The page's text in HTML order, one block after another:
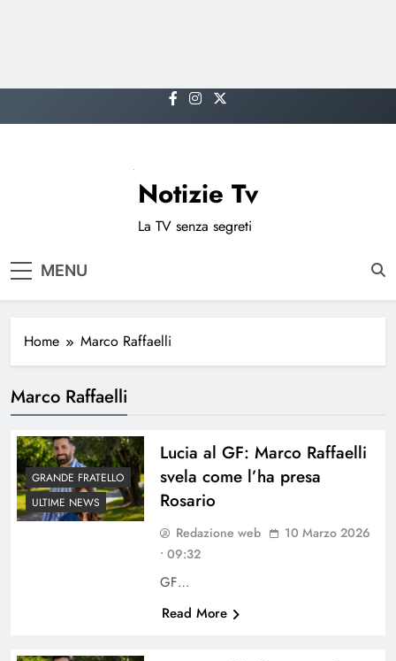
to
Notizie Tv
La TV senza segreti
MENU
Home Marco Raffaelli
Marco Raffaelli
GRANDE FRATELLO
ULTIME NEWS
Lucia al GF: Marco Raffaelli
svela come l’ha presa
Rosario
Redazione web
10 Marzo 2026
• 09:32
GF…
Read More